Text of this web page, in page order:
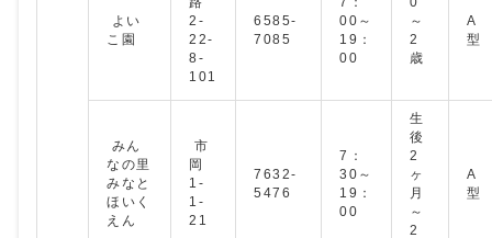
よい
こ園
2-
22-
8-
101
6585-
7085
00～
19：
00
～
2
歳
A
型
みん
なの里
みなと
ほいく
えん
市
岡
1-
1-
21
7632-
5476
7：
30～
19：
00
生
後
2
ヶ
月
～
2
A
型